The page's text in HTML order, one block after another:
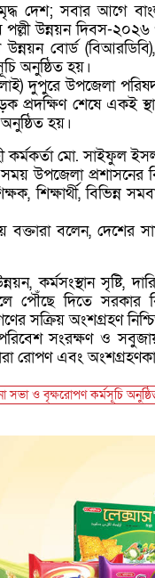
দেশ; সবার আগে
পল্লী উন্নয়ন দিবস-
উন্নয়ন বোর্ড
অনুষ্ঠিত হয়।
দুপুরে উপজেলা পরিষদ
প্রদক্ষিণ শেষে একই
হয়।
কর্মকর্তা মো. সাইফুল
উপজেলা প্রশাসনের
শিক্ষার্থী, বিভিন্ন
বলেন, দেশের
কর্মসংস্থান সৃষ্টি,
পৌঁছে দিতে সরকার
সক্রিয় অংশগ্রহণ
সংরক্ষণ ও
রোপণ এবং
সভা ও বৃক্ষরোপণ কর্মসূচি